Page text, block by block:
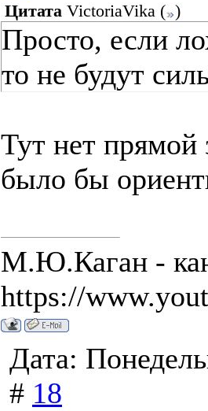
Цитата VictoriaVika ( )
Просто, если
то не будут
Тут нет прямой
было бы
М.Ю.Каган -
https://
Дата:
# 18